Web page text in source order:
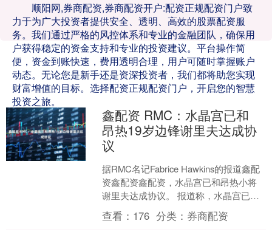
顺阳网,券商配资,券商配资开户:配资正规配资门户致
力于为广大投资者提供安全、透明、高效的股票配资服
务。我们通过严格的风控体系和专业的金融团队，确保用
户获得稳定的资金支持和专业的投资建议。平台操作简
便，资金到账快速，费用透明合理，用户可随时掌握账户
动态。无论您是新手还是资深投资者，我们都将助您实现
财富增值的目标。选择配资正规配资门户，开启您的智慧
投资之旅。
鑫配资 RMC：水晶宫已和
昂热19岁边锋谢里夫达成协
议
据RMC名记Fabrice Hawkins的报道鑫配
资鑫配资鑫配资，水晶宫已和昂热小将
谢里夫达成协议。 报道称，水晶宫已和
谢里夫达成一致，但俱乐部间仍在就转
会事....
查看： 176 分类： 券商配资